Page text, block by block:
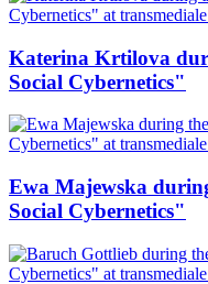
Katerina Krtilova
Social Cybernetics"
Ewa Majewska
Social Cybernetics"